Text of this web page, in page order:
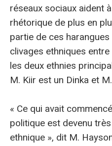
réseaux sociaux aident
rhétorique de plus en
partie de ces
clivages ethniques
les deux ethnies
M. Kiir est un Dinka et
« Ce qui avait
politique est devenu
ethnique », dit M.